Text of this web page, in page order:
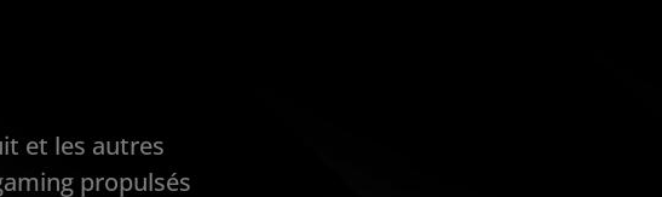
et les autres
propulsés